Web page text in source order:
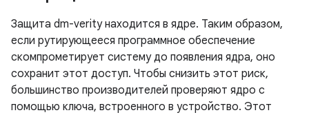
Защита dm-verity находится в ядре. Таким образом,
если рутирующееся программное обеспечение
скомпрометирует систему до появления ядра, оно
сохранит этот доступ. Чтобы снизить этот риск,
большинство производителей проверяют ядро ​​с
помощью ключа, встроенного в устройство. Этот